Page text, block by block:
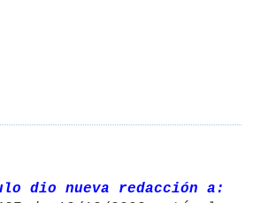
dio nueva redacción a: